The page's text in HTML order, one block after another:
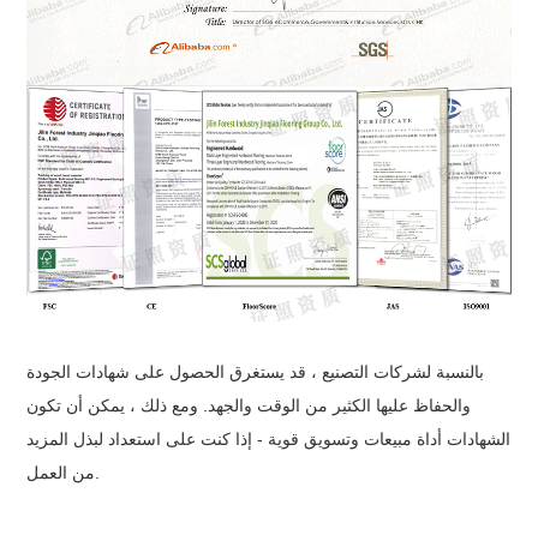
بالنسبة لشركات التصنيع ، قد يستغرق الحصول على شهادات الجودة
والحفاظ عليها الكثير من الوقت والجهد. ومع ذلك ، يمكن أن تكون
الشهادات أداة مبيعات وتسويق قوية - إذا كنت على استعداد لبذل المزيد